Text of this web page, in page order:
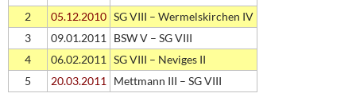
2
05.12.2010 SG VIII – Wermelskirchen IV
3
09.01.2011
BSW V – SG VIII
4
06.02.2011
SG VIII – Neviges II
5
20.03.2011 Mettmann III – SG VIII